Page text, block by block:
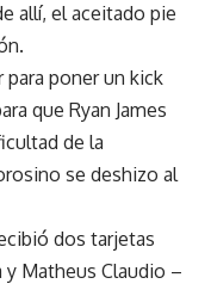
allí, el aceitado pie
poner un kick
que Ryan James
de la
se deshizo al
dos tarjetas
y Matheus Claudio –